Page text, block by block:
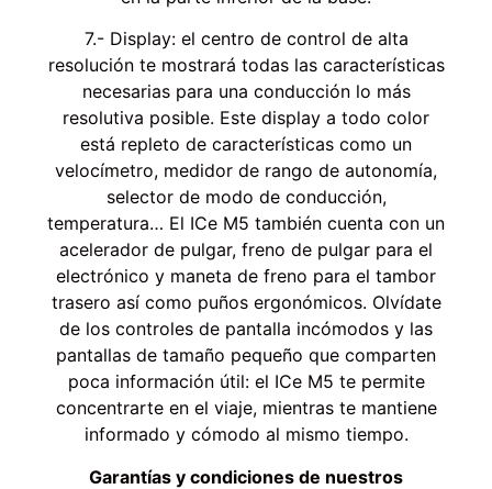
7.- Display: el centro de control de alta
resolución te mostrará todas las características
necesarias para una conducción lo más
resolutiva posible. Este display a todo color
está repleto de características como un
velocímetro, medidor de rango de autonomía,
selector de modo de conducción,
temperatura… El ICe M5 también cuenta con un
acelerador de pulgar, freno de pulgar para el
electrónico y maneta de freno para el tambor
trasero así como puños ergonómicos. Olvídate
de los controles de pantalla incómodos y las
pantallas de tamaño pequeño que comparten
poca información útil: el ICe M5 te permite
concentrarte en el viaje, mientras te mantiene
informado y cómodo al mismo tiempo.
Garantías y condiciones de nuestros